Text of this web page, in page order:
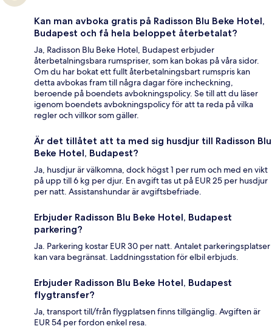
Kan man avboka gratis på Radisson Blu Beke Hotel,
Budapest och få hela beloppet återbetalat?
Ja, Radisson Blu Beke Hotel, Budapest erbjuder
återbetalningsbara rumspriser, som kan bokas på våra sidor.
Om du har bokat ett fullt återbetalningsbart rumspris kan
detta avbokas fram till några dagar före incheckning,
beroende på boendets avbokningspolicy. Se till att du läser
igenom boendets avbokningspolicy för att ta reda på vilka
regler och villkor som gäller.
Är det tillåtet att ta med sig husdjur till Radisson Blu
Beke Hotel, Budapest?
Ja, husdjur är välkomna, dock högst 1 per rum och med en vikt
på upp till 6 kg per djur. En avgift tas ut på EUR 25 per husdjur
per natt. Assistanshundar är avgiftsbefriade.
Erbjuder Radisson Blu Beke Hotel, Budapest
parkering?
Ja. Parkering kostar EUR 30 per natt. Antalet parkeringsplatser
kan vara begränsat. Laddningsstation för elbil erbjuds.
Erbjuder Radisson Blu Beke Hotel, Budapest
flygtransfer?
Ja, transport till/från flygplatsen finns tillgänglig. Avgiften är
EUR 54 per fordon enkel resa.